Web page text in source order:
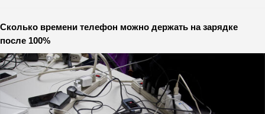
Сколько времени телефон можно держать на зарядке
после 100%